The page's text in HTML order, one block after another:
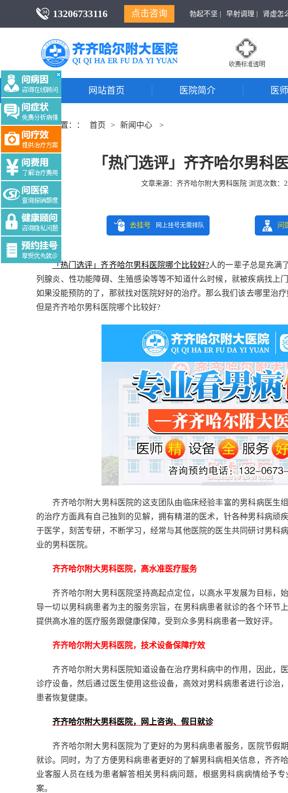
13206733116 点击咨询 勃起不坚 | 早射调理 | 肾虚怎
网站首页 医院简介 医
当前位置：： 首页 > 新闻中心 >
「热门选评」齐齐哈尔男科
文章来源： 齐齐哈尔附大男科医院浏览次数：
去挂号 网上挂号无需排队 问
Tag:$tag
「热门选评」齐齐哈尔男科医院哪个比较好?人的一辈子总是充满
列腺炎、性功能障碍、生殖感染等等不知道什么时候，就被疾病找上
如果没能预防的了，那就找对医院好好的治疗。那么我们该去哪里治
但是齐齐哈尔男科医院哪个比较好?
齐齐哈尔附大男科医院的这支团队由临床经验丰富的男科病医生
的治疗方面具有自己独到的见解，拥有精湛的医术，针各种男科病顽
于医学，刻苦专研，不断学习，经常与其他医院的医生共同研讨男科
业的男科医院。
齐齐哈尔附大男科医院，高水准医疗服务
齐齐哈尔附大男科医院坚持高起点定位，以高水平发展为目标，
导一切以男科病患者为主的服务宗旨，在男科病患者就诊的各个环节
提供高水准的医疗服务跟健康保障，受到众多男科病患者一致好评。
齐齐哈尔附大男科医院，技术设备保障疗效
齐齐哈尔附大男科医院知道设备在治疗男科病中的作用，因此，
诊疗设备，然后通过医生使用这些设备，高效对男科病患者进行诊治
患者恢复健康。
齐齐哈尔附大男科医院，网上咨询、假日就诊
齐齐哈尔附大男科医院为了更好的为男科病患者服务，医院节假
就诊。同时，为了方便男科病患者更好的了解男科病相关信息，齐齐
业客服人员在线为患者解答相关男科病问题，根据男科病病情给予
案。